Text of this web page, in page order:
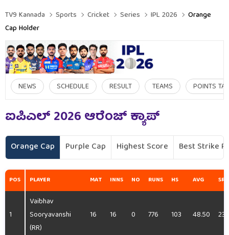
TV9 Kannada Sports Cricket Series IPL 2026
Orange
Cap Holder
NEWS SCHEDULE RESULT TEAMS POINTS
ಐಪಿಎಲ್ 2026ಆರೆಂಜ್ ಕ್ಯಾಪ್
Orange Cap Purple Cap Highest Score Best Strike
POS PLAYER MAT INNS NO RUNS HS AVG SR
1
Vaibhav
Sooryavanshi
(RR)
16 16 0 776 103 48.50